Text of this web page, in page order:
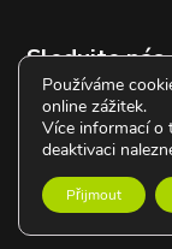
Sledujte nás
Používáme
online zážitek.
Více informací o
deaktivaci
Přijmout